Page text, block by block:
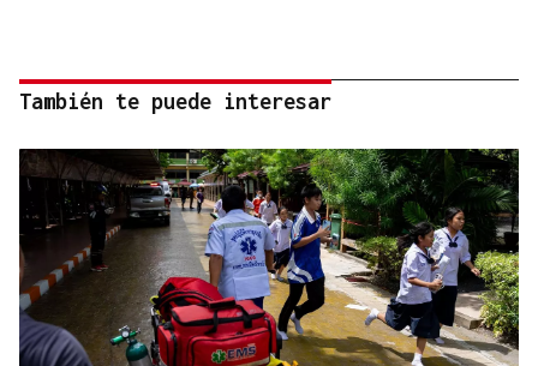
También te puede interesar